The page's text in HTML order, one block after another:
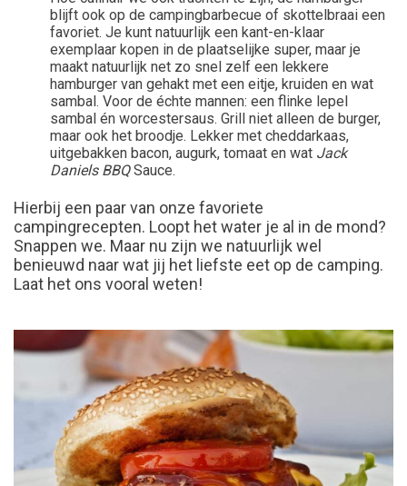
blijft ook op de campingbarbecue of skottelbraai een
favoriet. Je kunt natuurlijk een kant-en-klaar
exemplaar kopen in de plaatselijke super, maar je
maakt natuurlijk net zo snel zelf een lekkere
hamburger van gehakt met een eitje, kruiden en wat
sambal. Voor de échte mannen: een flinke lepel
sambal én worcestersaus. Grill niet alleen de burger,
maar ook het broodje. Lekker met cheddarkaas,
uitgebakken bacon, augurk, tomaat en wat Jack
Daniels BBQSauce.
Hierbij een paar van onze favoriete
campingrecepten. Loopt het water je al in de mond?
Snappen we. Maar nu zijn we natuurlijk wel
benieuwd naar wat jij het liefste eet op de camping.
Laat het ons vooral weten!